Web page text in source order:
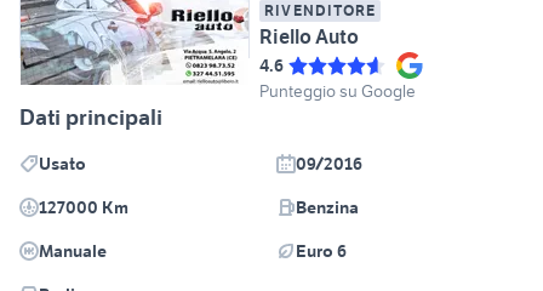
RIVENDITORE
Riello Auto
4.6
Punteggio su Google
Dati principali
Usato
09/2016
127000 Km
Benzina
Manuale
Euro 6